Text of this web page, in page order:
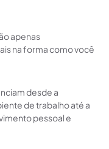
apenas
na forma como você
desde a
de trabalho até a
pessoal e